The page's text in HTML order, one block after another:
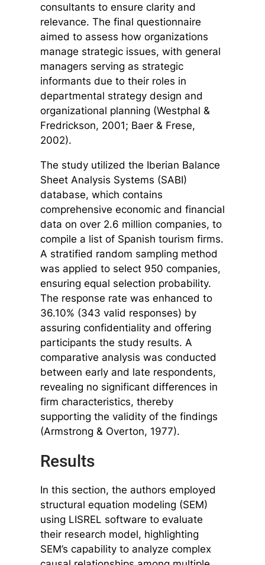
consultants to ensure clarity and
relevance. The final questionnaire
aimed to assess how organizations
manage strategic issues, with general
managers serving as strategic
informants due to their roles in
departmental strategy design and
organizational planning (Westphal &
Fredrickson, 2001; Baer & Frese,
2002).
The study utilized the Iberian Balance
Sheet Analysis Systems (SABI)
database, which contains
comprehensive economic and financial
data on over 2.6 million companies, to
compile a list of Spanish tourism firms.
A stratified random sampling method
was applied to select 950 companies,
ensuring equal selection probability.
The response rate was enhanced to
36.10% (343 valid responses) by
assuring confidentiality and offering
participants the study results. A
comparative analysis was conducted
between early and late respondents,
revealing no significant differences in
firm characteristics, thereby
supporting the validity of the findings
(Armstrong & Overton, 1977).
Results
In this section, the authors employed
structural equation modeling (SEM)
using LISREL software to evaluate
their research model, highlighting
SEM’s capability to analyze complex